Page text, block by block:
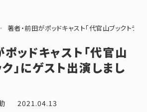
著者・前田がポッドキャスト「代官山ブックトラ
ッドキャスト「代官山
」にゲスト出演しまし
2021.04.13